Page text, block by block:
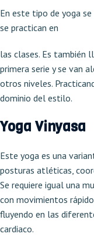
En este tipo de yoga
se practican en
las clases. Es también
primera serie y se van
otros niveles.
dominio del estilo.
Yoga Vinyasa
Este yoga es una
posturas atléticas,
Se requiere igual una
con movimientos
fluyendo en las
cardiaco.